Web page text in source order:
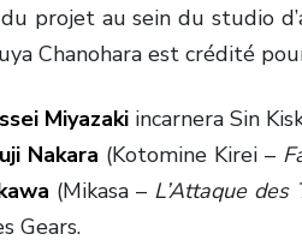
projet au sein du studio
Chanohara est crédité
Miyazakiincarnera Sin
Nakara (Kotomine Kirei –
(Mikasa – L’Attaque des
Gears.